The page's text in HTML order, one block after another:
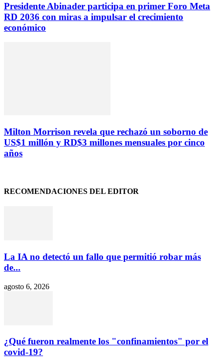
Presidente Abinader participa en primer Foro Meta
RD 2036 con miras a impulsar el crecimiento
económico
Milton Morrison revela que rechazó un soborno de
US$1 millón y RD$3 millones mensuales por cinco
años
RECOMENDACIONES DEL EDITOR
La IA no detectó un fallo que permitió robar más
de...
agosto 6, 2026
¿Qué fueron realmente los "confinamientos" por el
covid-19?